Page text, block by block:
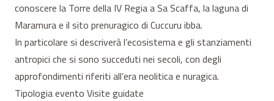
conoscere la Torre della IV Regia a Sa Scaffa, la laguna di
Maramura e il sito prenuragico di Cuccuru ibba.
In particolare si descriverà l’ecosistema e gli stanziamenti
antropici che si sono succeduti nei secoli, con degli
approfondimenti riferiti all’era neolitica e nuragica.
Tipologia evento Visite guidate